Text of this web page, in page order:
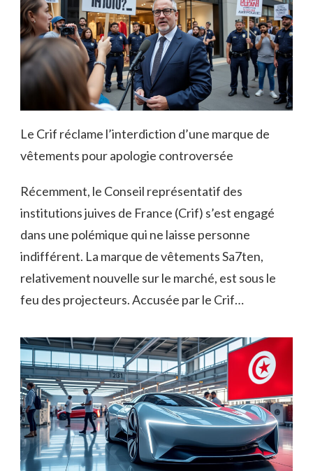
Le Crif réclame l’interdiction d’une marque de
vêtements pour apologie controversée
Récemment, le Conseil représentatif des
institutions juives de France (Crif) s’est engagé
dans une polémique qui ne laisse personne
indifférent. La marque de vêtements Sa7ten,
relativement nouvelle sur le marché, est sous le
feu des projecteurs. Accusée par le Crif…